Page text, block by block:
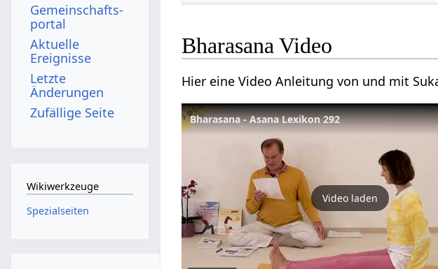
Bharasana Video
Hier eine Video Anleitung von und mit
Bharasana - Asana Lexikon 292
Video laden
Gemeinschafts­
portal
Aktuelle
Ereignisse
Letzte
Änderungen
Zufällige Seite
Wikiwerkzeuge
Spezialseiten